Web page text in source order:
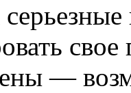
—